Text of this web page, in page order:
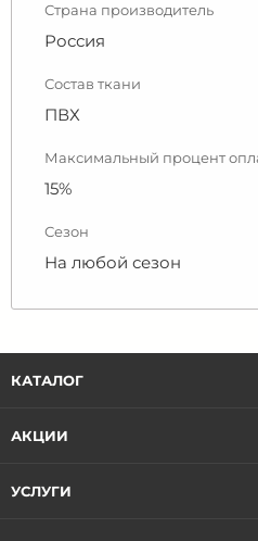
Страна производитель
Россия
Состав ткани
ПВХ
Максимальный процент
15%
Сезон
На любой сезон
КАТАЛОГ
АКЦИИ
УСЛУГИ